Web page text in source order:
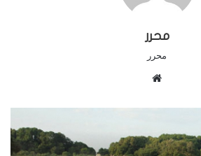
محرر
محرر
ا